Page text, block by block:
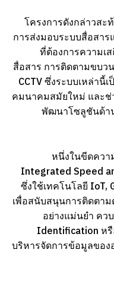
โครงการดังกล่าวสะ
การส่งมอบระบบสื่อสาร
ที่ต้องการความเ
สื่อสาร การติดตามขบว
CCTV ซึ่งระบบเหล่า
คมนาคมสมัยใหม่ และช่
พัฒนาโซลูชันด้า
หนึ่งในขีดคว
Integrated Speed
ซึ่งใช้เทคโนโลยี IoT,
เพื่อสนับสนุนการติดตา
อย่างแม่นยำ คว
Identification หรื
บริหารจัดการข้อมูลขอ